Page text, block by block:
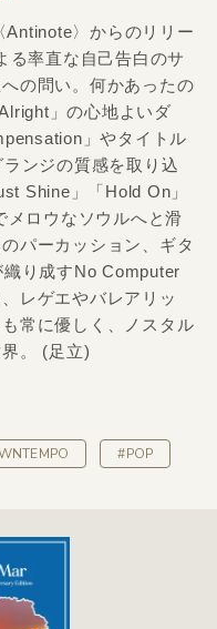
Antinote〉からのリリー
る率直な自己告白のサ
の問い。何かあったの
」の心地よいダ
」やタイトル
ンジの質感を取り込
Shine」「Hold On」
メロウなソウルへと滑
パーカッション、ギタ
り成すNo Computer
レゲエやバレアリッ
常に優しく、ノスタル
。 (足立)
#POP